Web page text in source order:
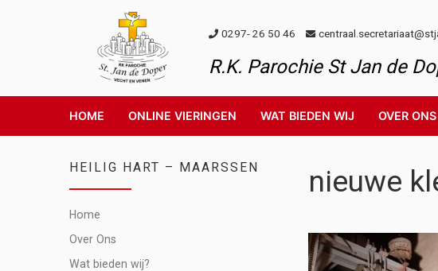
0297- 26 50 46
R.K. Parochie St Jan de
HOME ONLINE VIERINGEN WAT BIEDEN WIJ OVER ONS
nieuwe
HEILIG HART – MAARSSEN
Home
Over Ons
Wat bieden wij?